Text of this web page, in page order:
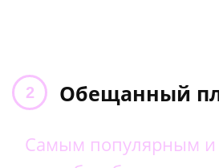
Обещанный
Самым популярным